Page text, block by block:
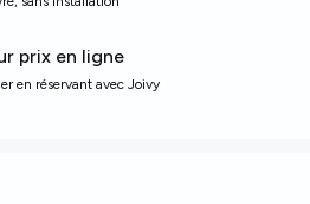
pour garantir la
prix en ligne
en réservant avec Joivy